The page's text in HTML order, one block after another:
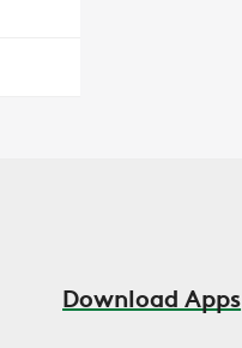
Download Apps